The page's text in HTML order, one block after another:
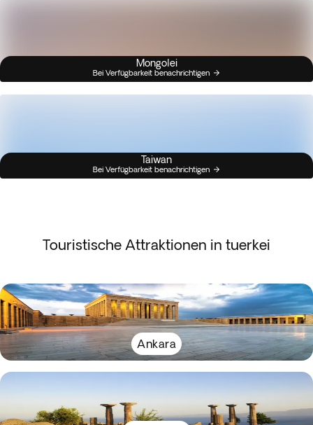
Mongolei
Bei Verfügbarkeit benachrichtigen
Taiwan
Bei Verfügbarkeit benachrichtigen
Touristische Attraktionen in tuerkei
Ankara